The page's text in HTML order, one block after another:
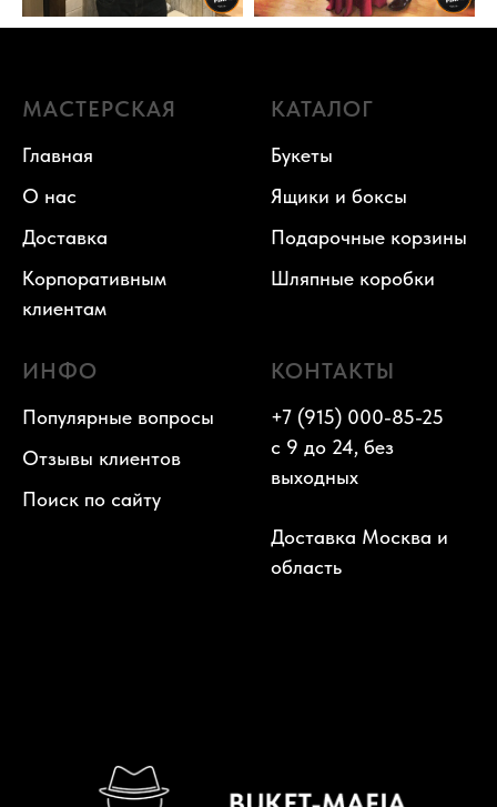
МАСТЕРСКАЯ
Главная
О нас
Доставка
Корпоративным
клиентам
КАТАЛОГ
Букеты
Ящики и боксы
Подарочные корзины
Шляпные коробки
ИНФО
Популярные вопросы
Отзывы клиентов
Поиск по сайту
КОНТАКТЫ
+7 (915) 000-85-25
с 9 до 24, без
выходных
Доставка Москва и
область